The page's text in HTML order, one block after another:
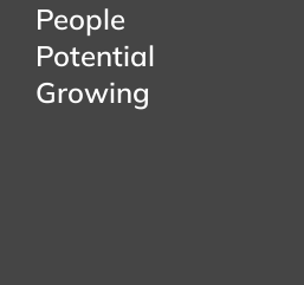
People
Potential
Growing